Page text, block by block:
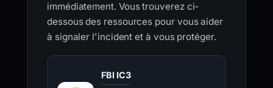
immédiatement. Vous trouverez ci-
dessous des ressources pour vous aider
à signaler l'incident et à vous protéger.
FBI IC3